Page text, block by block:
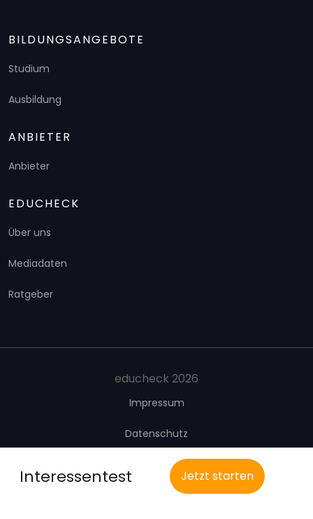
Interessentest Jetzt starten
BILDUNGSANGEBOTE
Studium
Ausbildung
ANBIETER
Anbieter
EDUCHECK
Über uns
Mediadaten
Ratgeber
educheck 2026
Impressum
Datenschutz
Presse